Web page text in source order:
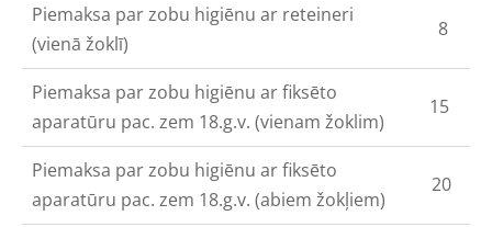
Piemaksa par zobu higiēnu ar reteineri
(vienā žoklī)
8
Piemaksa par zobu higiēnu ar fiksēto
aparatūru pac. zem 18.g.v. (vienam žoklim)
15
Piemaksa par zobu higiēnu ar fiksēto
aparatūru pac. zem 18.g.v. (abiem žokļiem)
20